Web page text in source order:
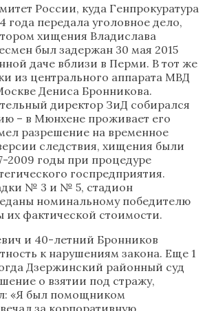
России, куда Генпрокуратура
года передала уголовное дело,
хищения Владислава
был задержан 30 мая 2015
даче вблизи в Перми. В тот же
из центрального аппарата МВД
Дениса Бронникова.
директор ЗиД собирался
– в Мюнхене проживает его
разрешение на временное
следствия, хищения были
2009 годы при процедуре
госпредприятия.
№ 3 и № 5, стадион
номинальному победителю
их фактической стоимости.
и 40-летний Бронников
к нарушениям закона. Еще 1
Дзержинский районный суд
о взятии под стражу,
«Я был помощником
за корпоративную